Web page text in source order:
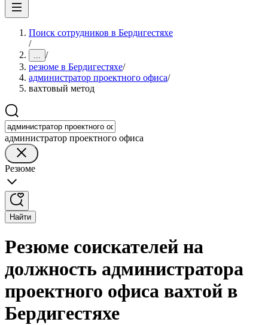
Поиск сотрудников в Бердигестяхе
/
... /
резюме в Бердигестяхе/
администратор проектного офиса/
вахтовый метод
администратор проектного офиса
Резюме
Найти
Резюме соискателей на
должность администратора
проектного офиса вахтой в
Бердигестяхе